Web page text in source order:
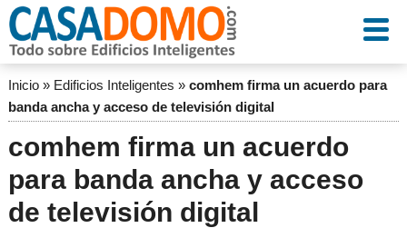
Inicio» Edificios Inteligentes » comhem firma un acuerdo para
banda ancha y acceso de televisión digital
comhem firma un acuerdo
para banda ancha y acceso
de televisión digital